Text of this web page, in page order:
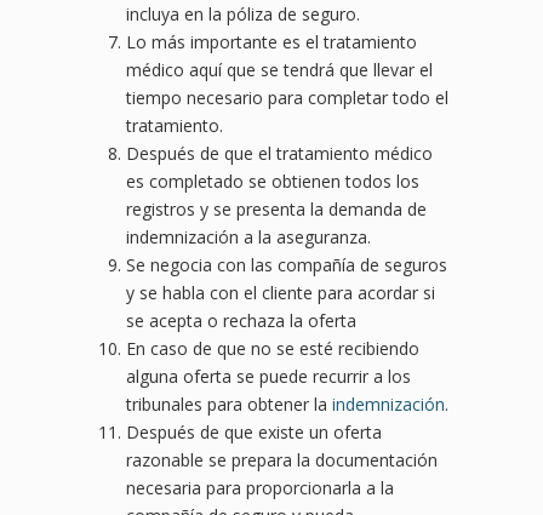
incluya en la póliza de seguro.
Lo más importante es el tratamiento
médico aquí que se tendrá que llevar el
tiempo necesario para completar todo el
tratamiento.
Después de que el tratamiento médico
es completado se obtienen todos los
registros y se presenta la demanda de
indemnización a la aseguranza.
Se negocia con las compañía de seguros
y se habla con el cliente para acordar si
se acepta o rechaza la oferta
En caso de que no se esté recibiendo
alguna oferta se puede recurrir a los
tribunales para obtener la indemnización.
Después de que existe un oferta
razonable se prepara la documentación
necesaria para proporcionarla a la